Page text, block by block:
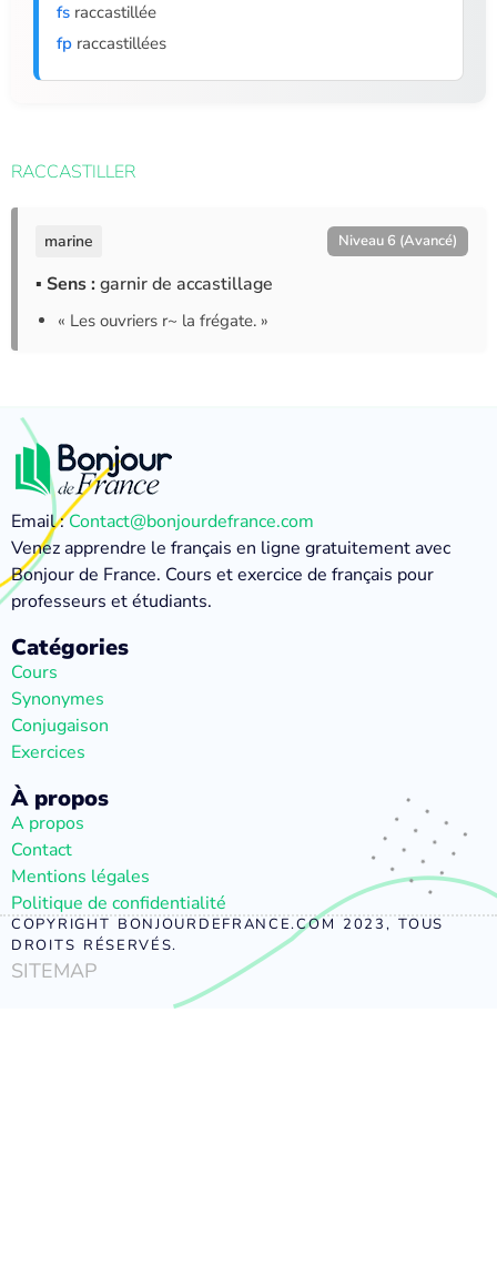
fs raccastillée
fp raccastillées
RACCASTILLER
marine Niveau 6 (Avancé)
▪ Sens : garnir de accastillage
« Les ouvriers r~ la frégate. »
Email :Contact@bonjourdefrance.com
Venez apprendre le français en ligne gratuitement avec
Bonjour de France. Cours et exercice de français pour
professeurs et étudiants.
Catégories
Cours
Synonymes
Conjugaison
Exercices
À propos
A propos
Contact
Mentions légales
Politique de confidentialité
COPYRIGHT BONJOURDEFRANCE.COM 2023, TOUS
DROITS RÉSERVÉS.
SITEMAP